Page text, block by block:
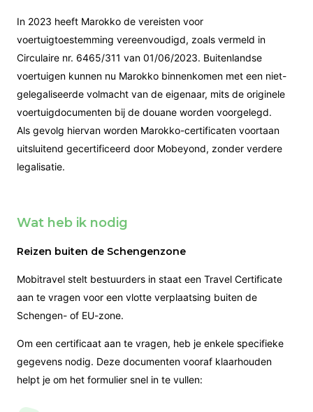
In 2023 heeft Marokko de vereisten voor
voertuigtoestemming vereenvoudigd, zoals vermeld in
Circulaire nr. 6465/311 van 01/06/2023. Buitenlandse
voertuigen kunnen nu Marokko binnenkomen met een niet-
gelegaliseerde volmacht van de eigenaar, mits de originele
voertuigdocumenten bij de douane worden voorgelegd.
Als gevolg hiervan worden Marokko-certificaten voortaan
uitsluitend gecertificeerd door Mobeyond, zonder verdere
legalisatie.
Wat heb ik nodig
Reizen buiten de Schengenzone
Mobitravel stelt bestuurders in staat een Travel Certificate
aan te vragen voor een vlotte verplaatsing buiten de
Schengen- of EU-zone.
Om een certificaat aan te vragen, heb je enkele specifieke
gegevens nodig. Deze documenten vooraf klaarhouden
helpt je om het formulier snel in te vullen: